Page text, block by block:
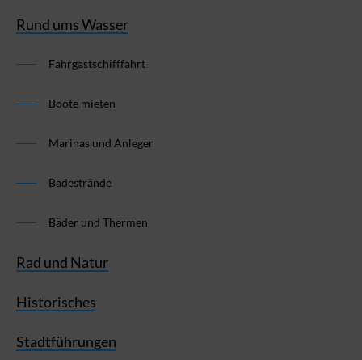
Rund ums Wasser
Fahrgastschifffahrt
Boote mieten
Marinas und Anleger
Badestrände
Bäder und Thermen
Rad und Natur
Historisches
Stadtführungen